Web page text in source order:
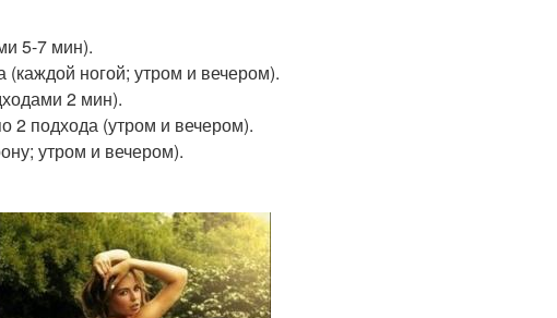
5-7 мин).
(каждой ногой; утром и вечером).
2 мин).
2 подхода (утром и вечером).
утром и вечером).